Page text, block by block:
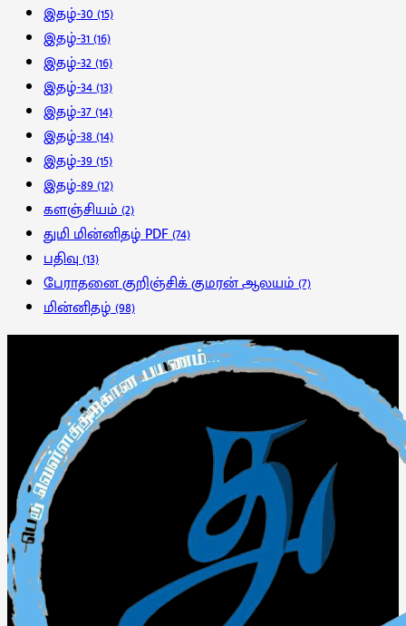
இதழ்-30(15)
இதழ்-31(16)
இதழ்-32(16)
இதழ்-34(13)
இதழ்-37(14)
இதழ்-38(14)
இதழ்-39(15)
இதழ்-89(12)
களஞ்சியம்(2)
துமி மின்னிதழ் PDF(74)
பதிவு(13)
பேராதனை குறிஞ்சிக் குமரன் ஆலயம்(7)
மின்னிதழ்(98)